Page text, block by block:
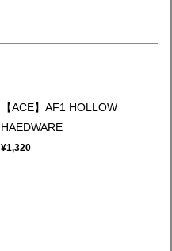
【ACE】AF1 HOLLOW
HAEDWARE
¥1,320